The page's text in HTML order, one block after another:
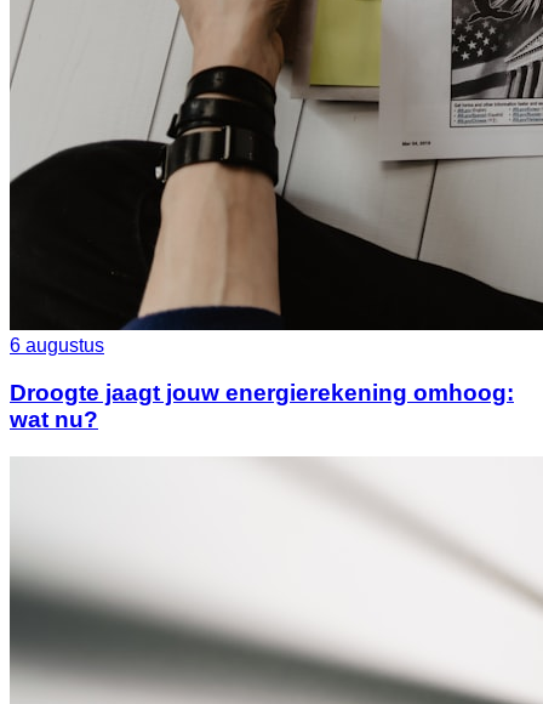
6 augustus
Droogte jaagt jouw energierekening omhoog:
wat nu?